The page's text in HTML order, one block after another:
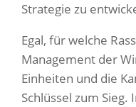
Strategie zu
Egal, für welche
Management der
Einheiten und die
Schlüssel zum